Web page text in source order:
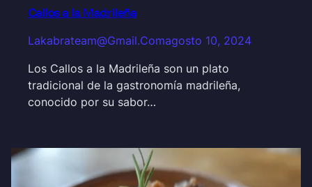
Callos a la Madrileña
Lakabrateam@gmail.comagosto 10, 2024
Los Callos a la Madrileña son un plato
tradicional de la gastronomía madrileña,
conocido por su sabor…